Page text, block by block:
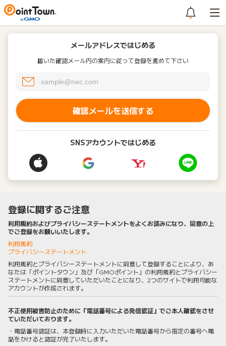
メールアドレスではじめる
届いた確認メール内の案内に従って登録を進めて下さい
確認メールを送信する
SNSアカウントではじめる
登録に関するご注意
利用規約およびプライバシーステートメントをよくお読みになり、同意の上
でご登録をお願いいたします。
利用規約
プライバシーステートメント
利用規約とプライバシーステートメントに同意して登録することにより、あ
なたは「ポイントタウン」及び「GMOポイント」の利用規約とプライバシー
ステートメントに同意していただいたことになり、2つのサイトで利用可能な
アカウントが作成されます。
不正使用被害防止のために「電話番号による発信認証」でご本人確認をさせ
ていただいております。
・電話番号認証は、本登録時に入力いただいた電話番号から指定の番号へ電
話をかけると認証が完了いたします。